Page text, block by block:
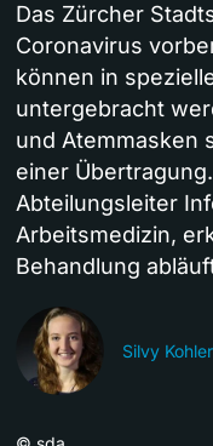
Das Zürcher
Coronavirus
können in
untergebracht
und Atemmasken
einer
Abteilungsleiter
Arbeitsmedizin,
Behandlung
Silvy Kohler